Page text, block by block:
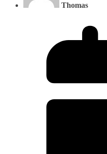
Thomas